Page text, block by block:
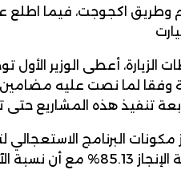
وطريق اكجوجت، فيما
أعطى الوزير الأول
وفقا لما نصت عليه مضامين
مكونات البرنامج